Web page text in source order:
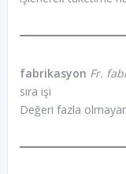
fabrikasyon Fr.
sıra işi
Değeri fazla